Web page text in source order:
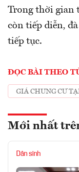
Trong thời gian
còn tiếp diễn,
tiếp tục.
ĐỌC BÀI THEO
GIÁ CHUNG CƯ
Mới nhất
Dân sinh